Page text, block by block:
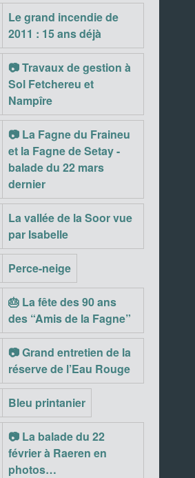
Le grand incendie de
2011 : 15 ans déjà
📷 Travaux de gestion à
Sol Fetchereu et
Nampîre
📷 La Fagne du Fraineu
et la Fagne de Setay -
balade du 22 mars
dernier
La vallée de la Soor vue
par Isabelle
Perce-neige
🎂 La fête des 90 ans
des “Amis de la Fagne”
📷 Grand entretien de la
réserve de l’Eau Rouge
Bleu printanier
📷 La balade du 22
février à Raeren en
photos…